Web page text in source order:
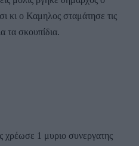
κι ο Καμηλος σταμάτησε τις
τα σκουπίδια.
χρέωσε 1 μυριο συνεργατης